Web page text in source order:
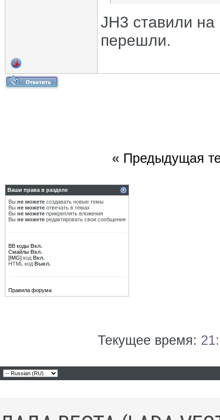
JH3 ставили
перешли.
« Предыдущая
Ваши права в разделе
Вы не можете создавать новые темы
Вы не можете отвечать в темах
Вы не можете прикреплять вложения
Вы не можете редактировать свои сообщения
BB коды Вкл.
Смайлы Вкл.
[IMG] код Вкл.
HTML код Выкл.
Правила форума
Текущее время: